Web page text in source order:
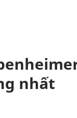
nhất